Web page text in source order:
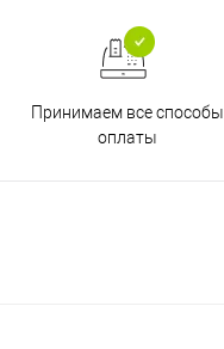
Принимаем все способы
оплаты